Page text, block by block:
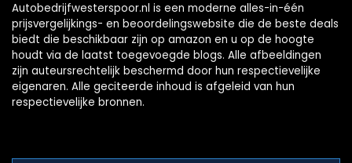
Autobedrijfwesterspoor.nl is een moderne alles-in-één
prijsvergelijkings- en beoordelingswebsite die de beste deals
biedt die beschikbaar zijn op amazon en u op de hoogte
houdt via de laatst toegevoegde blogs. Alle afbeeldingen
zijn auteursrechtelijk beschermd door hun respectievelijke
eigenaren. Alle geciteerde inhoud is afgeleid van hun
respectievelijke bronnen.